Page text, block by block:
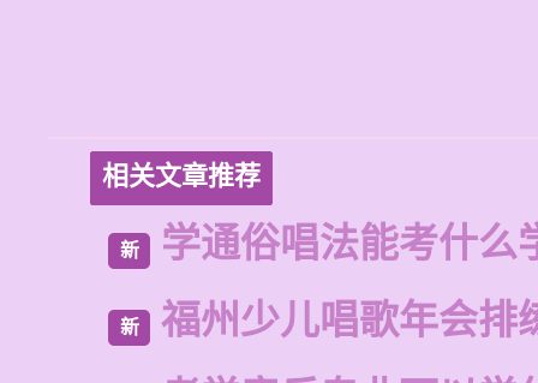
相关文章推荐
新 学通俗唱法能考什么
新
福州少儿唱歌年会排